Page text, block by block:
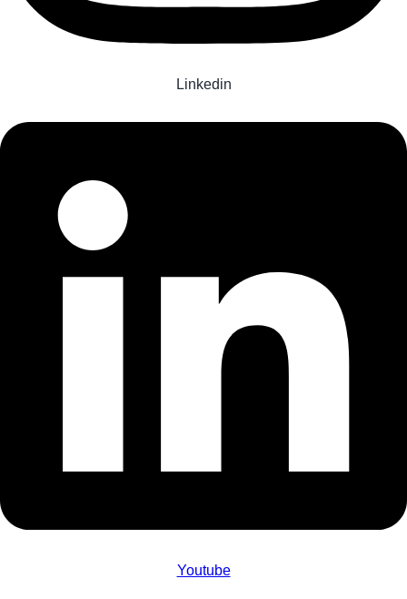
Linkedin
Youtube